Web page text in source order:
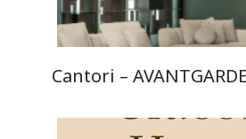
Cantori –